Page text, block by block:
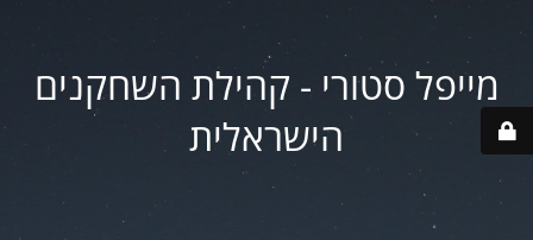
מייפל סטורי - קהילת השחקנים
הישראלית